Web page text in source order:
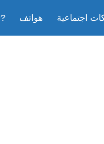
اجتماعية هواتف ?HOW TO